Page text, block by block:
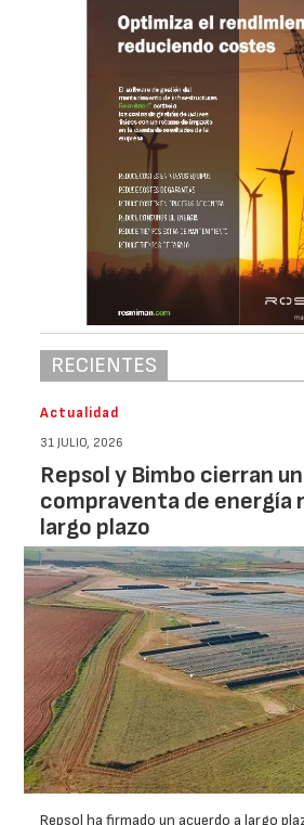
RECIENTES
Actualidad
31 JULIO, 2026
Repsol y Bimbo cierran
compraventa de energía
largo plazo
Repsol ha firmado un acuerdo a largo